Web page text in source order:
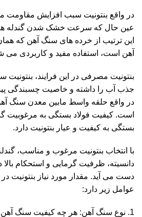
در واقع بنتونیت سبب افزایش مقاومت
عین حال که سرعت خشک شدن گندله ها
این ترتیب از خرده های سنگ آهن که
آهن است، استفاده مفید و کاربردی می
بنتونیت مصرفی در این فرایند، بنتونیت
جذب آب را داشته و خاصیت چسبندگی
در واقع حلقه واسط مابین معدن سنگ
است. کیفیت فولاد بستگی به مرغوبیت
بستگی به کیفیت و عیار بنتونیت دارد.
با انتخاب بنتونیت مرغوب و مناسب،
دانسیته، ظرفیت گرمایی و استحکام
دست می آید. مقدار مورد نیاز بنتونیت
عوامل زیر دارد:
نوع سنگ آهن: هر چه کیفیت سنگ آهن